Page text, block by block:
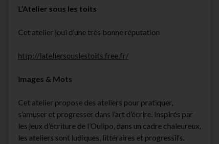
L’Atelier sous les toits
Cet atelier joui d’une très bonne réputation
http://lateliersouslestoits.free.fr/
Images & Mots
Cet atelier propose des ateliers pour pratiquer,
s’amuser et progresser dans l’art d’écrire. Inspirés par
les jeux d’écriture de l’Oulipo, dans un cadre chaleureux,
les ateliers sont ludiques, littéraires et progressifs.